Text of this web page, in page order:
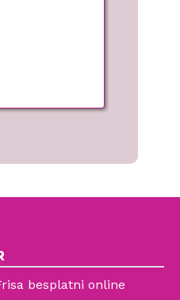
besplatni online